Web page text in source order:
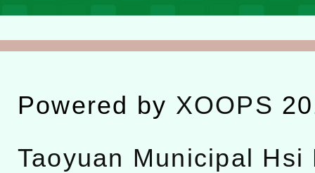
Powered by XOOPS
Taoyuan Municipal Hsi